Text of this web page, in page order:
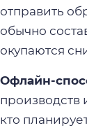
отправить
обычно
окупаются
Офлайн-
производств
кто